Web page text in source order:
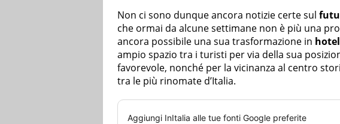
Non ci sono dunque ancora notizie certe sul
che ormai da alcune settimane non è più una
ancora possibile una sua trasformazione in
ampio spazio tra i turisti per via della sua
favorevole, nonché per la vicinanza al centro
tra le più rinomate d’Italia.
Aggiungi InItalia alle tue fonti Google preferite